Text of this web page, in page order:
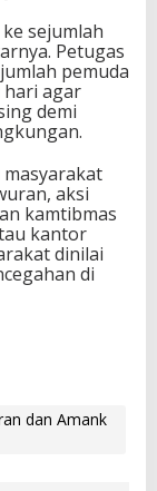
sejumlah
Petugas
pemuda
hari agar
demi
aksi
kamtibmas
kantor
dinilai
di
dan Amank